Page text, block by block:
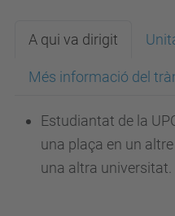
A qui va dirigit
Més informació del
Estudiantat de la
una plaça en un
una altra universitat.